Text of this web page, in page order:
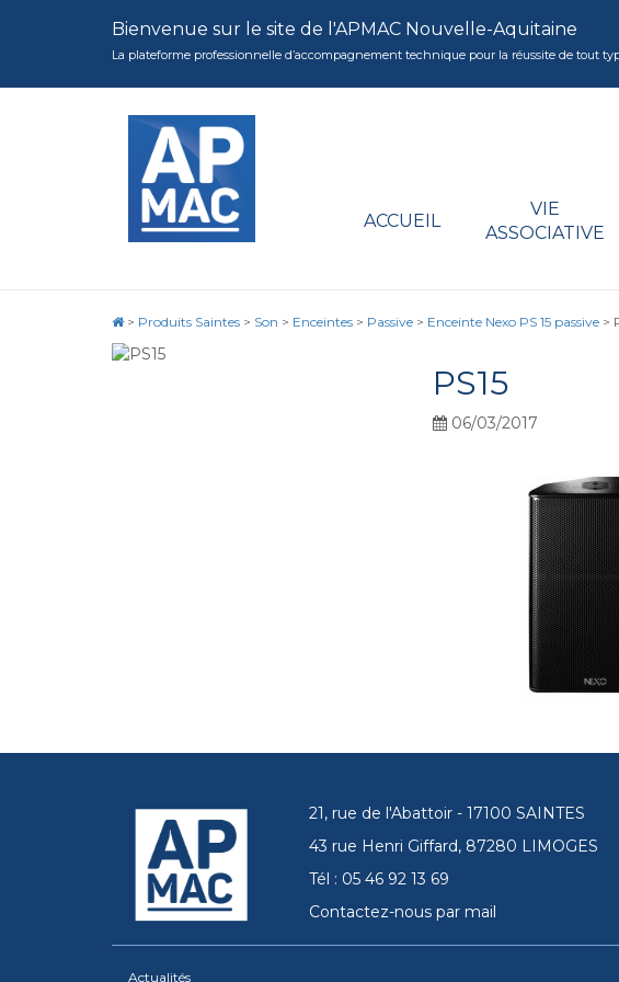
Bienvenue sur le site de l'APMAC Nouvelle-Aquitaine
La plateforme professionnelle d’accompagnement technique pour la réussite de tout
ACCUEIL
VIE
ASSOCIATIVE
> Produits Saintes > Son > Enceintes > Passive > Enceinte Nexo PS 15 passive >
PS15
06/03/2017
21, rue de l'Abattoir - 17100 SAINTES
43 rue Henri Giffard, 87280 LIMOGES
Tél : 05 46 92 13 69
Contactez-nous par mail
Actualités